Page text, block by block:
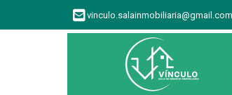
vinculo.salainmobiliaria@gmail.com